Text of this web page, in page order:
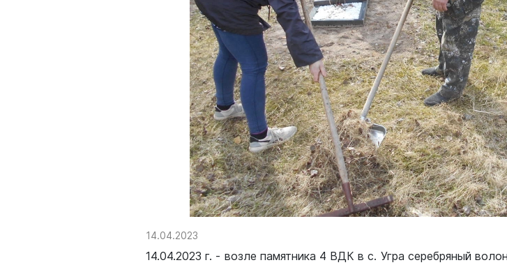
14.04.2023
14.04.2023 г. - возле памятника 4 ВДК в с. Угра серебряный